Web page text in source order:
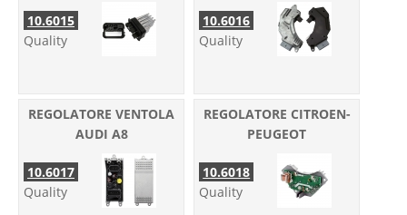
10.6015
Quality
10.6016
Quality
REGOLATORE VENTOLA
AUDI A8
10.6017
Quality
REGOLATORE CITROEN-
PEUGEOT
10.6018
Quality